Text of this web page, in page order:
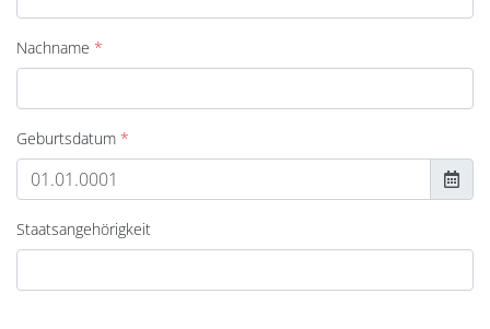
Nachname
Geburtsdatum
Staatsangehörigkeit